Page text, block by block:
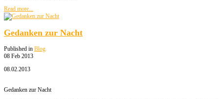
Read more...
Gedanken zur Nacht
Published in Blog
08 Feb 2013
08.02.2013
Gedanken zur Nacht